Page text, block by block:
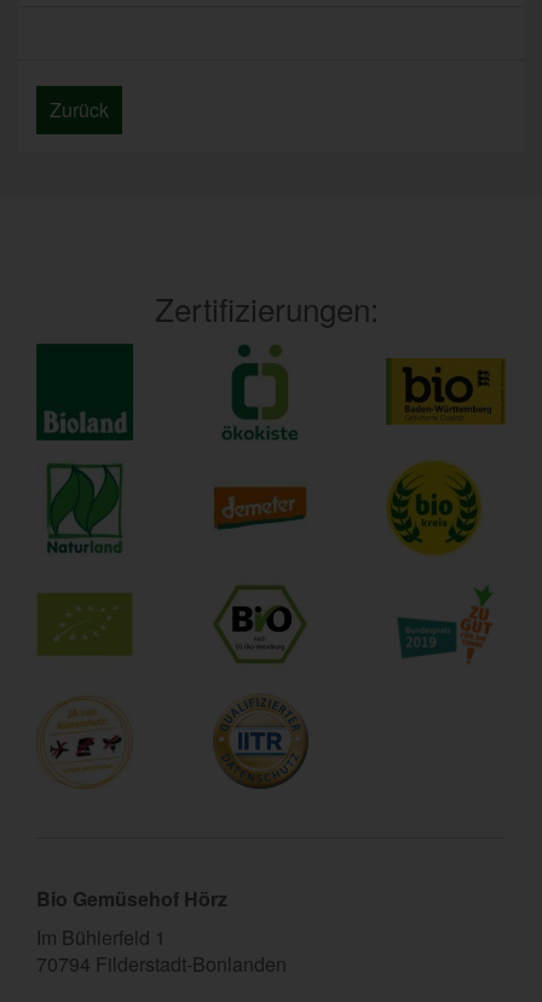
Zurück
Zertifizierungen:
Bio Gemüsehof Hörz
Im Bühlerfeld 1
70794 Filderstadt-Bonlanden